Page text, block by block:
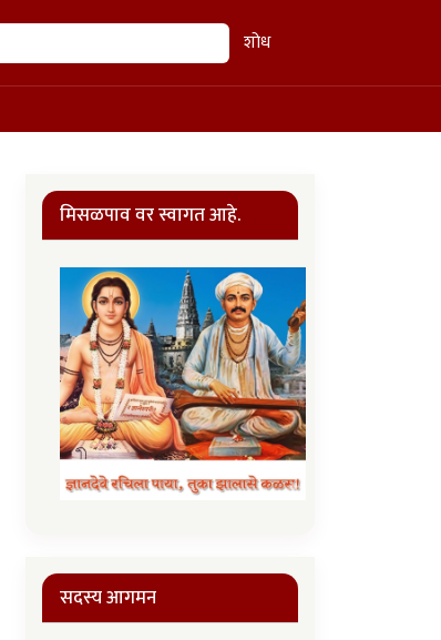
शोध
मिसळपाव वर स्वागत आहे.
सदस्य आगमन